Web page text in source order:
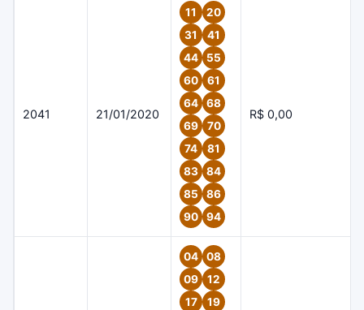
2041 21/01/2020
11
20
31
41
44
55
60
61
64
68
69
70
74
81
83
84
85
86
90
94
R$ 0,00
04
08
09
12
17
19